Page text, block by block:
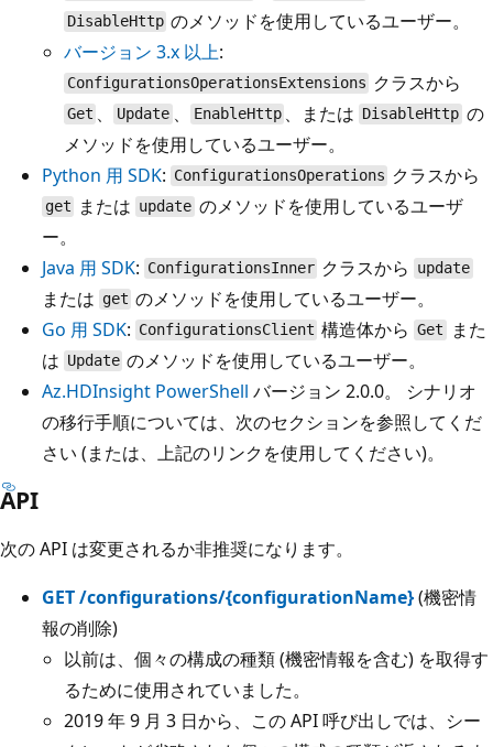
DisableHttp のメソッドを使用しているユーザー。
バージョン 3.x 以上:
ConfigurationsOperationsExtensions クラスから
Get 、 Update 、 EnableHttp 、または DisableHttp の
メソッドを使用しているユーザー。
Python 用 SDK: ConfigurationsOperations クラスから
get または update のメソッドを使用しているユーザ
ー。
Java 用 SDK: ConfigurationsInner クラスから update
または get のメソッドを使用しているユーザー。
Go 用 SDK: ConfigurationsClient 構造体からGet また
は Update のメソッドを使用しているユーザー。
Az.HDInsight PowerShell バージョン 2.0.0。 シナリオ
の移行手順については、次のセクションを参照してくだ
さい (または、上記のリンクを使用してください)。
API
次の API は変更されるか非推奨になります。
GET /configurations/{configurationName}(機密情
報の削除)
以前は、個々の構成の種類 (機密情報を含む) を取得す
るために使用されていました。
2019 年 9 月 3 日から、この API 呼び出しでは、シー